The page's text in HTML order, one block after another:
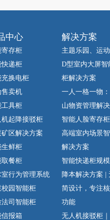
中心
寄存柜
快递柜
充换电柜
售卖机
工具柜
机起降接驳柜
矿区解决方案
生鲜柜
取餐柜
室行为管理系统
校园智能柜
法司智能柜
信报箱
解决方案
主题乐园、运
D型室内大屏智
柜解决方案
一人一格一物
山物资管理解
智能人脸寄存
高端室内场景
解决方案
智能快递柜规
降本解决方案 |
简设计，专注
功能
无人机接驳柜